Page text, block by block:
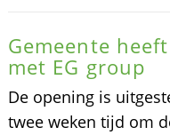
Gemeente
met EG group
De opening is
twee weken tijd om